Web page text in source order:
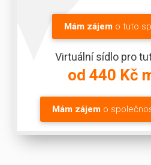
Mám zájemo tuto
Virtuální sídlo pro
od 440 Kč
Mám zájem o